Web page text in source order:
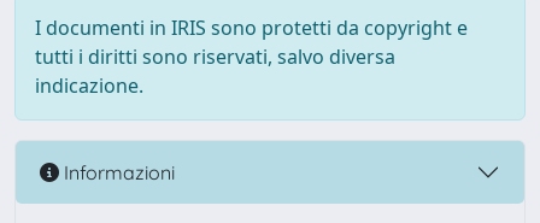
I documenti in IRIS sono protetti da copyright e
tutti i diritti sono riservati, salvo diversa
indicazione.
Informazioni